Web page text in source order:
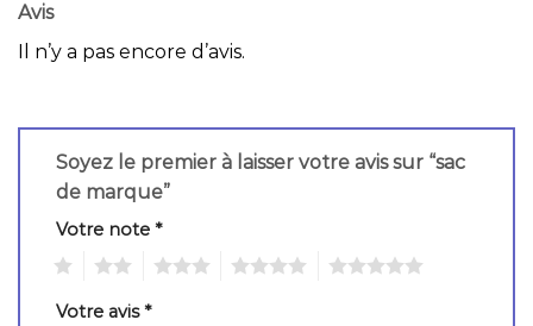
Avis
Il n’y a pas encore d’avis.
Soyez le premier à laisser votre avis sur “sac
de marque”
Votre note *
Votre avis*